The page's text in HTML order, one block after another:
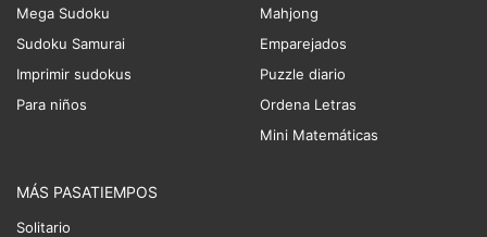
Mega Sudoku
Sudoku Samurai
Imprimir sudokus
Para niños
Mahjong
Emparejados
Puzzle diario
Ordena Letras
Mini Matemáticas
MÁS PASATIEMPOS
Solitario